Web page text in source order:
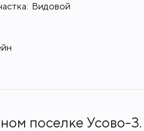
Видовой
поселке Усово-3.